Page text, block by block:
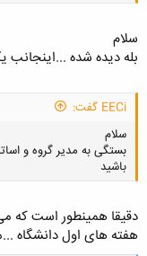
سلام
بله دیده شده ...اینجانب
EECi گفت:
سلام
بستگی به مدیر گروه و
باشید
دقیقا همینطور است که
هفته های اول دانشگاه